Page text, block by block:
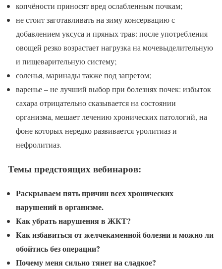
копчёности приносят вред ослабленным почкам;
не стоит заготавливать на зиму консервацию с
добавлением уксуса и пряных трав: после употребления
овощей резко возрастает нагрузка на мочевыделительную
и пищеварительную систему;
соленья, маринады также под запретом;
варенье – не лучший выбор при болезнях почек: избыток
сахара отрицательно сказывается на состоянии
организма, мешает лечению хронических патологий, на
фоне которых нередко развивается уролитиаз и
нефролитиаз.
Темы предстоящих вебинаров:
Раскрываем пять причин всех хронических
нарушений в организме.
Как убрать нарушения в ЖКТ?
Как избавиться от желчекаменной болезни и можно ли
обойтись без операции?
Почему меня сильно тянет на сладкое?